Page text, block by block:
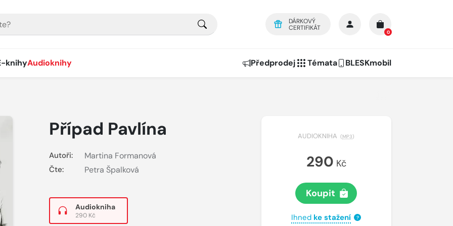
DÁRKOVÝ
CERTIFIKÁT
0
knihyAudioknihy Předprodej Témata BLESKmobil
Případ Pavlína
Autoři: Martina Formanová
Čte: Petra Špalková
Audiokniha
290 Kč
AUDIOKNIHA (MP3)
290 Kč
Koupit
Ihned ke stažení ?